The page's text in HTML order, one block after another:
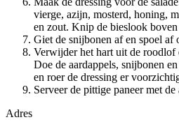
vierge, azijn, mosterd, honing,
en zout. Knip de bieslook boven
Giet de snijbonen af en spoel af
Verwijder het hart uit de roodlof
Doe de aardappels, snijbonen
en roer de dressing er
Serveer de pittige paneer met de
Adres